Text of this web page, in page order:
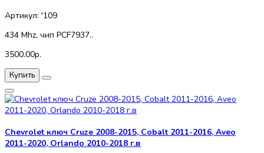
Артикул: '109
434 Mhz, чип PCF7937..
3500.00р.
Купить
Chevrolet ключ Cruze 2008-2015, Cobalt 2011-2016, Aveo
2011-2020, Orlando 2010-2018 г.в